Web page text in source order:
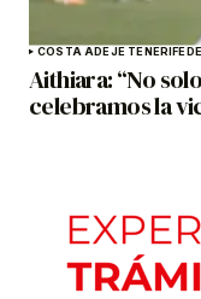
COSTA ADEJE TENERIFE
Aithiara: “No
celebramos la